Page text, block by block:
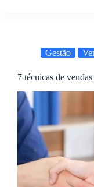
Gestão
7 técnicas de